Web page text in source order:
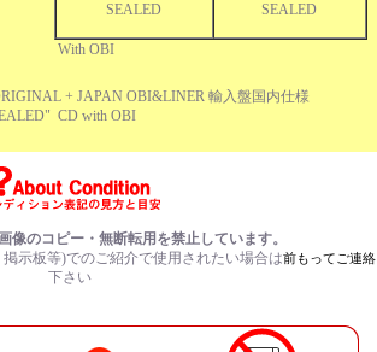
SEALED
SEALED
With OBI
+ JAPAN OBI&LINER 輸入盤国内仕様
CD with OBI
のコピー・無断転用を禁止しています。
示板等)でのご紹介で使用されたい場合は前もってご連絡
下さい